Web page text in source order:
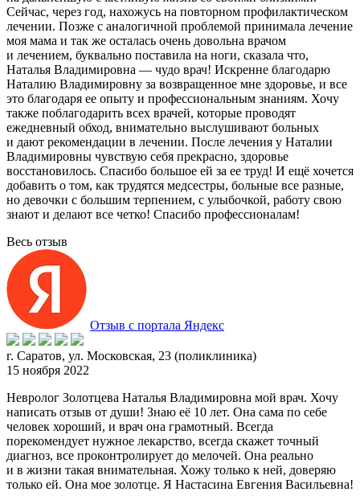
Сейчас, через год, нахожусь на повторном профилактическом
лечении. Позже с аналогичной проблемой принимала лечение
моя мама и так же осталась очень довольна врачом
и лечением, буквально поставила на ноги, сказала что,
Наталья Владимировна — чудо врач! Искренне благодарю
Наталию Владимировну за возвращенное мне здоровье, и все
это благодаря ее опыту и профессиональным знаниям. Хочу
также поблагодарить всех врачей, которые проводят
ежедневный обход, внимательно выслушивают больных
и дают рекомендации в лечении. После лечения у Наталии
Владимировны чувствую себя прекрасно, здоровье
восстановилось. Спасибо большое ей за ее труд! И ещё хочется
добавить о том, как трудятся медсестры, больные все разные,
но девочки с большим терпением, с улыбочкой, работу свою
знают и делают все четко! Спасибо профессионалам!
Весь отзыв
Отзыв с портала Яндекс
г. Саратов, ул. Московская, 23 (поликлиника)
15 ноября 2022
Невролог Золотцева Наталья Владимировна мой врач. Хочу
написать отзыв от души! Знаю её 10 лет. Она сама по себе
человек хороший, и врач она грамотный. Всегда
порекомендует нужное лекарство, всегда скажет точный
диагноз, все проконтролирует до мелочей. Она реально
и в жизни такая внимательная. Хожу только к ней, доверяю
только ей. Она мое золотце. Я Настасина Евгения Васильевна!